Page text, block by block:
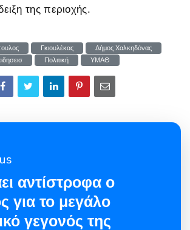
της περιοχής.
Γκιουλέκας
Δήμος Χαλκηδόνας
Πολιτική ΥΜΑΘ
αντίστροφα o
για το μεγάλο
γεγονός της